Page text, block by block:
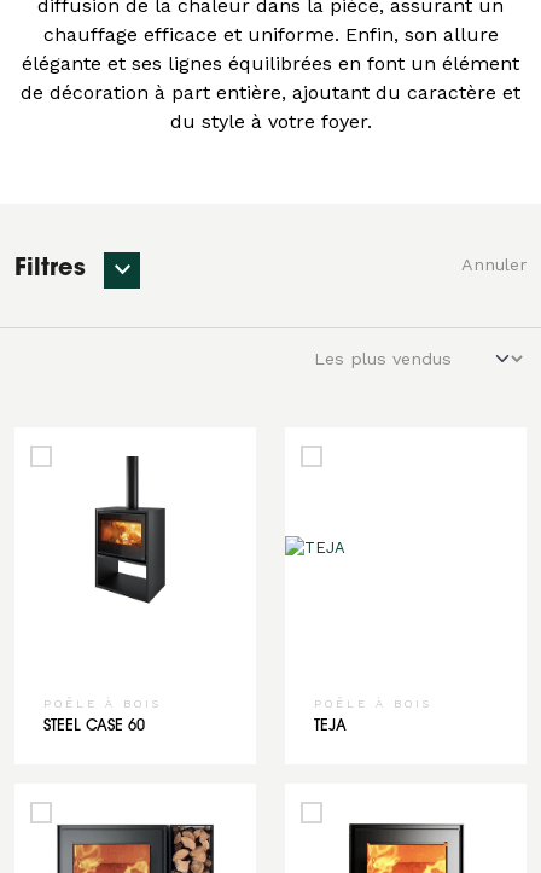
diffusion de la chaleur dans la pièce, assurant un
chauffage efficace et uniforme. Enfin, son allure
élégante et ses lignes équilibrées en font un élément
de décoration à part entière, ajoutant du caractère et
du style à votre foyer.
Filtres Annuler
POÊLE À BOIS
STEEL CASE 60
POÊLE À BOIS
TEJA